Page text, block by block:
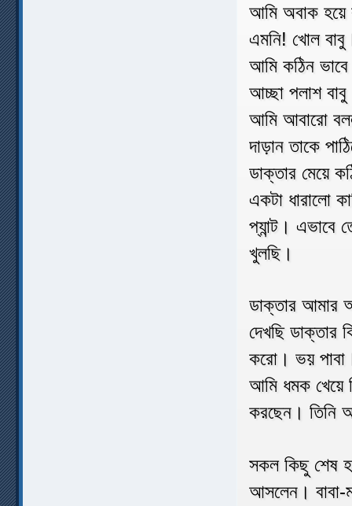
আমি অবাক
এমনি! খোল
আমি কঠিন
আচ্ছা পলাশ
আমি আবারো
দাড়ান তাকে
ডাক্তার মেয়ে
একটা ধারালো
প্যান্ট। এভাবে
খুলছি।
ডাক্তার আমার
দেখছি ডাক্তার
করো। ভয়
আমি ধমক খেয়ে
করছেন। তিনি
সকল কিছু শেষ
আসলেন। বাবা-